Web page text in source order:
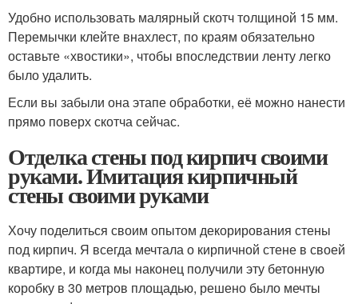
Удобно использовать малярный скотч толщиной 15 мм.
Перемычки клейте внахлест, по краям обязательно
оставьте «хвостики», чтобы впоследствии ленту легко
было удалить.
Если вы забыли она этапе обработки, её можно нанести
прямо поверх скотча сейчас.
Отделка стены под кирпич своими
руками. Имитация кирпичный
стены своими руками
Хочу поделиться своим опытом декорирования стены
под кирпич. Я всегда мечтала о кирпичной стене в своей
квартире, и когда мы наконец получили эту бетонную
коробку в 30 метров площадью, решено было мечты